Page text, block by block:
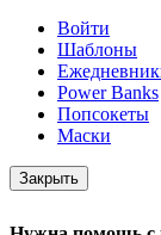
Войти
Шаблоны
Power Banks
Попсокеты
Маски
Закрыть